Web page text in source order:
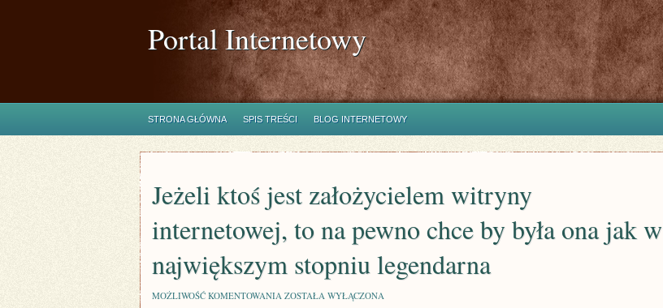
Portal Internetowy
STRONA GŁÓWNA SPIS TREŚCI BLOG INTERNETOWY
Jeżeli ktoś jest założycielem witryny
internetowej, to na pewno chce by była ona jak w
największym stopniu legendarna
MOŻLIWOŚĆ KOMENTOWANIA JEŻELI
ZOSTAŁA WYŁĄCZONA